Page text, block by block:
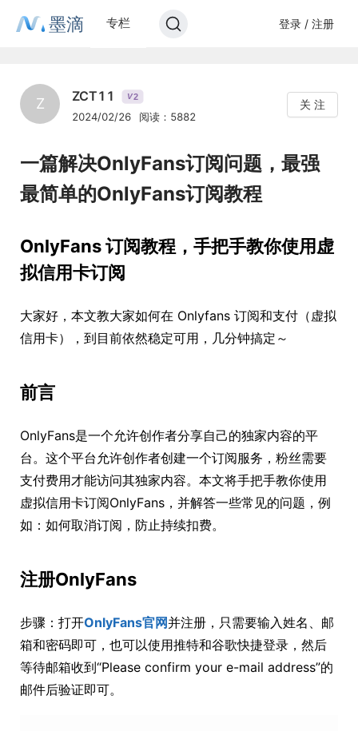
墨滴 专栏 登录 / 注册
Z ZCT11 V2
2024/02/26 阅读：5882
关 注
一篇解决OnlyFans订阅问题，最强
最简单的OnlyFans订阅教程
OnlyFans 订阅教程，手把手教你使用虚
拟信用卡订阅
大家好，本文教大家如何在 Onlyfans 订阅和支付（虚拟
信用卡），到目前依然稳定可用，几分钟搞定～
前言
OnlyFans是一个允许创作者分享自己的独家内容的平
台。这个平台允许创作者创建一个订阅服务，粉丝需要
支付费用才能访问其独家内容。本文将手把手教你使用
虚拟信用卡订阅OnlyFans，并解答一些常见的问题，例
如：如何取消订阅，防止持续扣费。
注册OnlyFans
步骤：打开OnlyFans官网并注册，只需要输入姓名、邮
箱和密码即可，也可以使用推特和谷歌快捷登录，然后
等待邮箱收到“Please confirm your e-mail address”的
邮件后验证即可。